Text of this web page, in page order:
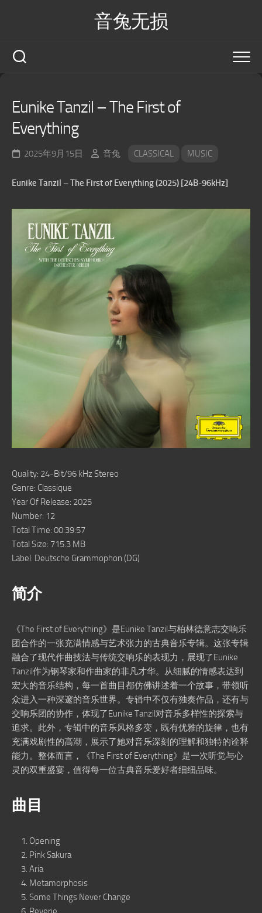
音兔无损
Eunike Tanzil – The First of
Everything
2025年9月15日 音兔 CLASSICAL MUSIC
Eunike Tanzil – The First of Everything (2025) [24B-96kHz]
Quality: 24-Bit/96 kHz Stereo
Genre: Classique
Year Of Release: 2025
Number: 12
Total Time: 00:39:57
Total Size: 715.3 MB
Label: Deutsche Grammophon (DG)
简介
《The First of Everything》是Eunike Tanzil与柏林德意志交响乐
团合作的一张充满情感与艺术张力的古典音乐专辑。这张专辑
融合了现代作曲技法与传统交响乐的表现力，展现了Eunike
Tanzil作为钢琴家和作曲家的非凡才华。从细腻的情感表达到
宏大的音乐结构，每一首曲目都仿佛讲述着一个故事，带领听
众进入一种深邃的音乐世界。专辑中不仅有独奏作品，还有与
交响乐团的协作，体现了Eunike Tanzil对音乐多样性的探索与
追求。此外，专辑中的音乐风格多变，既有优雅的旋律，也有
充满戏剧性的高潮，展示了她对音乐深刻的理解和独特的诠释
能力。整体而言，《The First of Everything》是一次听觉与心
灵的双重盛宴，值得每一位古典音乐爱好者细细品味。
曲目
Opening
Pink Sakura
Aria
Metamorphosis
Some Things Never Change